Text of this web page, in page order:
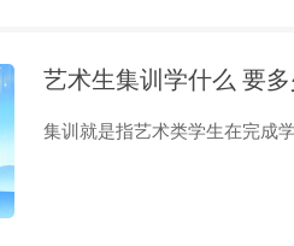
艺术生集训学什么 要
集训就是指艺术类学生在完成